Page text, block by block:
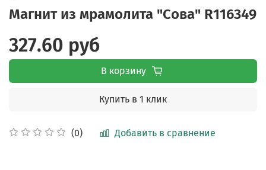
Магнит из мрамолита "Сова" R116349
(0) Добавить в сравнение
327.60 руб
В корзину
Купить в 1 клик